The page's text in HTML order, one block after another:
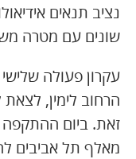
נציב תנאים
שונים עם מטרה
עקרון פעולה
הרחוב לימין,
זאת. ביום ההתקפה
מאלף תל אביבים